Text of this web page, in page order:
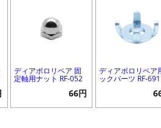
ディアボロリペア 固
定軸用ナット RF-052
66円
ディアボロリペア
ックパーツ RF-691